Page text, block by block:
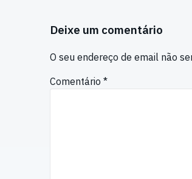
Deixe um comentário
O seu endereço de email não
Comentário *